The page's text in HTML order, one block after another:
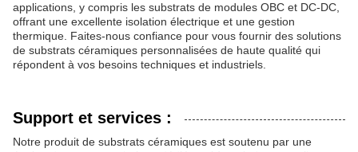
applications, y compris les substrats de modules OBC et DC-DC,
offrant une excellente isolation électrique et une gestion
thermique. Faites-nous confiance pour vous fournir des solutions
de substrats céramiques personnalisées de haute qualité qui
répondent à vos besoins techniques et industriels.
Support et services :
Notre produit de substrats céramiques est soutenu par une